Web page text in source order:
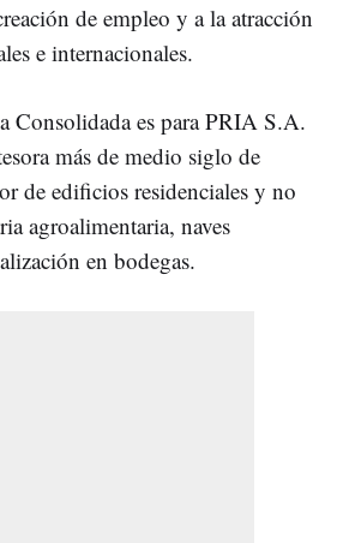
de empleo y a la atracción
e internacionales.
Consolidada es para PRIA S.A.
más de medio siglo de
de edificios residenciales y no
agroalimentaria, naves
en bodegas.